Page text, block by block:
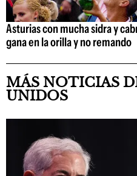
Asturias con mucha sidra y
gana en la orilla y no remando
MÁS NOTICIAS
UNIDOS